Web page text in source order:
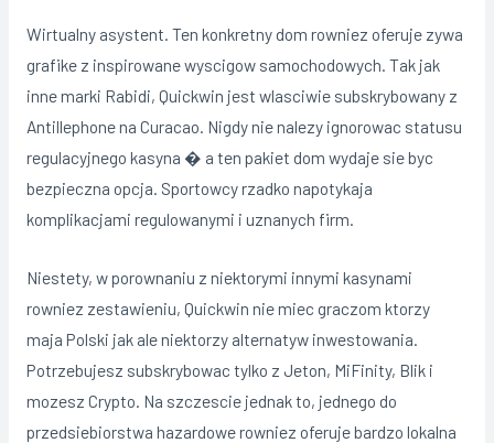
Wirtualny asystent. Ten konkretny dom rowniez oferuje zywa
grafike z inspirowane wyscigow samochodowych. Tak jak
inne marki Rabidi, Quickwin jest wlasciwie subskrybowany z
Antillephone na Curacao. Nigdy nie nalezy ignorowac statusu
regulacyjnego kasyna � a ten pakiet dom wydaje sie byc
bezpieczna opcja. Sportowcy rzadko napotykaja
komplikacjami regulowanymi i uznanych firm.
Niestety, w porownaniu z niektorymi innymi kasynami
rowniez zestawieniu, Quickwin nie miec graczom ktorzy
maja Polski jak ale niektorzy alternatyw inwestowania.
Potrzebujesz subskrybowac tylko z Jeton, MiFinity, Blik i
mozesz Crypto. Na szczescie jednak to, jednego do
przedsiebiorstwa hazardowe rowniez oferuje bardzo lokalna